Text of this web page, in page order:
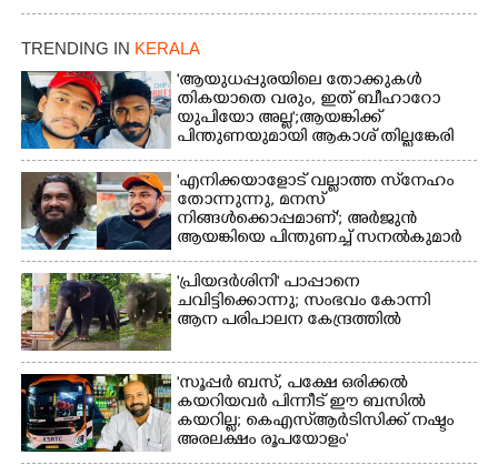
TRENDING IN KERALA
'ആയുധപ്പുരയിലെ തോക്കുകൾ
തികയാതെ വരും, ഇത് ബീഹാറോ
യുപിയോ അല്ല';ആയങ്കിക്ക്
പിന്തുണയുമായി ആകാശ് തില്ലങ്കേരി
'എനിക്കയാളോട് വല്ലാത്ത സ്‌നേഹം
തോന്നുന്നു, മനസ്
നിങ്ങൾക്കൊപ്പമാണ്'; അർജുൻ
ആയങ്കിയെ പിന്തുണച്ച് സനൽകുമാർ
'പ്രിയദർശിനി' പാപ്പാനെ
ചവിട്ടിക്കൊന്നു; സംഭവം കോന്നി
ആന പരിപാലന കേന്ദ്രത്തിൽ
'സൂപ്പർ ബസ്, പക്ഷേ ഒരിക്കൽ
കയറിയവർ പിന്നീട് ഈ ബസിൽ
കയറില്ല; കെഎസ്ആർടിസിക്ക് നഷ്ടം
അരലക്ഷം രൂപയോളം'